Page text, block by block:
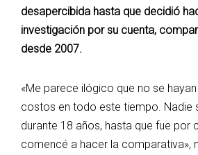
desapercibida hasta que decidió
investigación por su cuenta,
desde 2007.
«Me parece ilógico que no se
costos en todo este tiempo. Nadie
durante 18 años, hasta que fue por
comencé a hacer la comparativa»,